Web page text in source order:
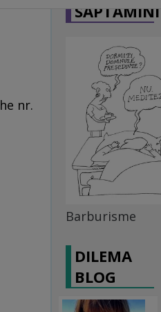
nr.
Barburisme
DILEMA
BLOG